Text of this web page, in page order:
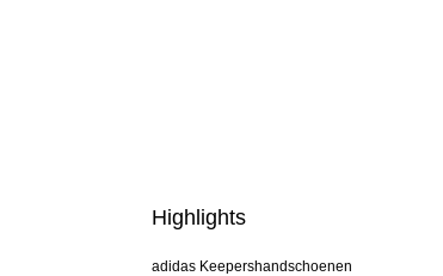
Highlights
adidas Keepershandschoenen